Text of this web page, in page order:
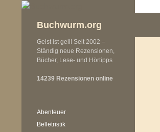
Buchwurm.org
Geist ist geil! Seit 2002 –
Ständig neue Rezensionen,
Bücher, Lese- und Hörtipps
14239 Rezensionen online
Abenteuer
Belletristik